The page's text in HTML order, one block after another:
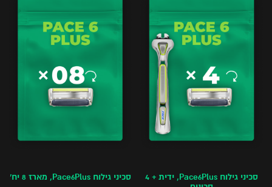
סכיני גילוח Pace6Plus, ידית + 4
סכיני גילוח Pace6Plus, מארז 8 יח’